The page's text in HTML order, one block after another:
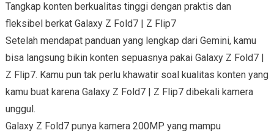
Tangkap konten berkualitas tinggi dengan praktis dan
fleksibel berkat Galaxy Z Fold7 | Z Flip7
Setelah mendapat panduan yang lengkap dari Gemini, kamu
bisa langsung bikin konten sepuasnya pakai Galaxy Z Fold7 |
Z Flip7. Kamu pun tak perlu khawatir soal kualitas konten yang
kamu buat karena Galaxy Z Fold7 | Z Flip7 dibekali kamera
unggul.
Galaxy Z Fold7 punya kamera 200MP yang mampu